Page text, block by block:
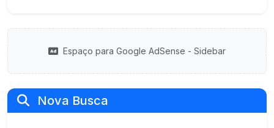
Espaço para Google AdSense - Sidebar
Nova Busca